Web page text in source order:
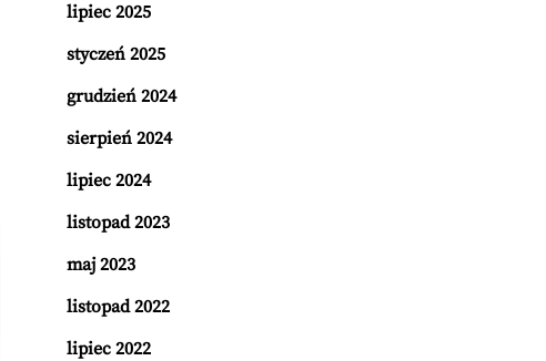
lipiec 2025
styczeń 2025
grudzień 2024
sierpień 2024
lipiec 2024
listopad 2023
maj 2023
listopad 2022
lipiec 2022